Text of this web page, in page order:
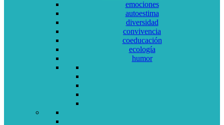
emociones
autoestima
diversidad
convivencia
coeducación
ecología
humor